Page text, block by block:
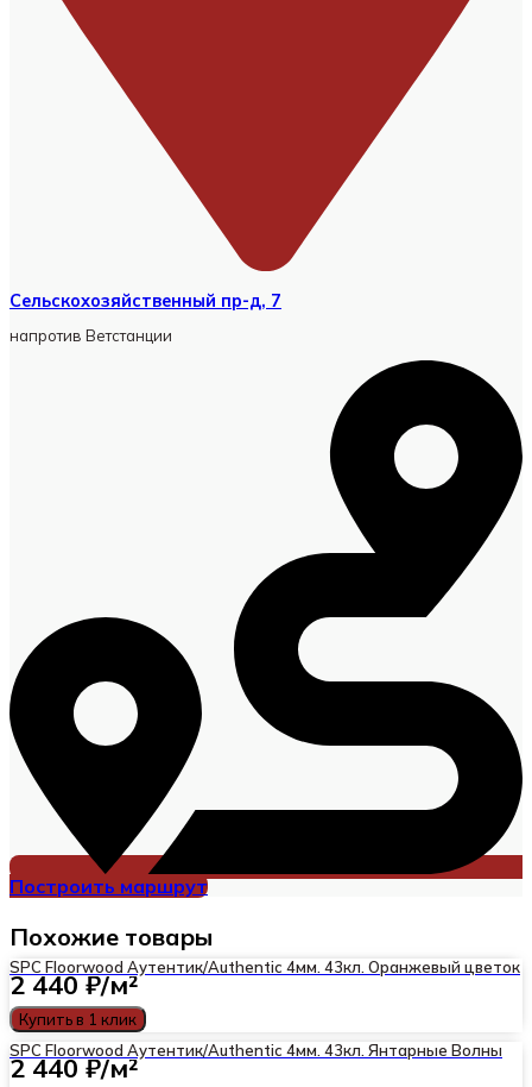
Сельскохозяйственный пр-д, 7
напротив Ветстанции
Построить маршрут
Похожие товары
SPC Floorwood Аутентик/Authentic 4мм. 43кл. Оранжевый цветок
2 440₽/м²
Купить в 1 клик
SPC Floorwood Аутентик/Authentic 4мм. 43кл. Янтарные Волны
2 440₽/м²